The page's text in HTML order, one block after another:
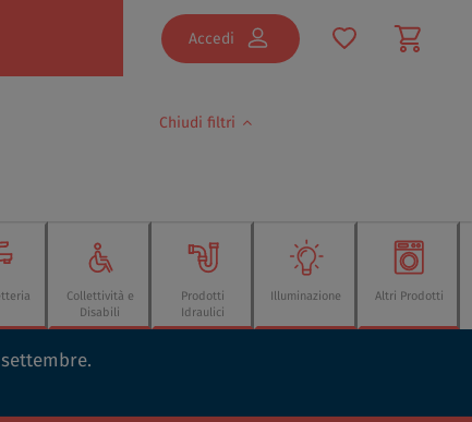
Accedi
Chiudi filtri
Collettività e
Disabili
Prodotti
Idraulici
Illuminazione Altri Prodotti